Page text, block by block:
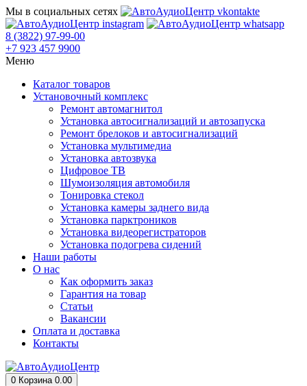
Мы в социальных сетях
8 (3822) 97-99-00
+7 923 457 9900
Меню
Каталог товаров
Установочный комплекс
Ремонт автомагнитол
Установка автосигнализаций и автозапуска
Ремонт брелоков и автосигнализаций
Установка мультимедиа
Установка автозвука
Цифровое ТВ
Шумоизоляция автомобиля
Тонировка стекол
Установка камеры заднего вида
Установка парктроников
Установка видеорегистраторов
Установка подогрева сидений
Наши работы
О нас
Как оформить заказ
Гарантия на товар
Статьи
Вакансии
Оплата и доставка
Контакты
0 Корзина 0.00